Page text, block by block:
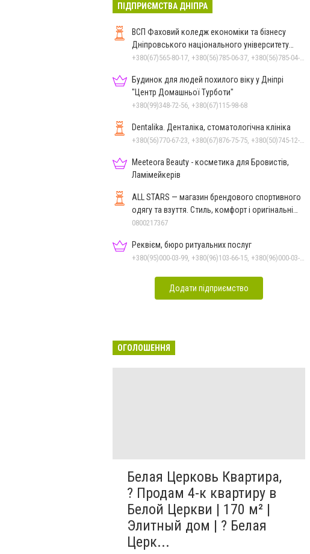
ПІДПРИЄМСТВА ДНІПРА
ВСП Фаховий коледж економіки та бізнесу
Дніпровського національного університету
імені Олеся Гончара
Будинок для людей похилого віку у Дніпрі
"Центр Домашньої Турботи"
+380(99)348-72-56, +380(67)115-98-68
Dentalika. Денталіка, стоматологічна клініка
Meeteora Beauty - косметика для Бровистів,
Ламімейкерів
ALL STARS — магазин брендового спортивного
одягу та взуття. Стиль, комфорт і оригінальні
моделі
0800217367
Реквієм, бюро ритуальних послуг
Додати підприємство
ОГОЛОШЕННЯ
Белая Церковь Квартира,
? Продам 4-к квартиру в
Белой Церкви | 170 м² |
Элитный дом | ? Белая
Церк...